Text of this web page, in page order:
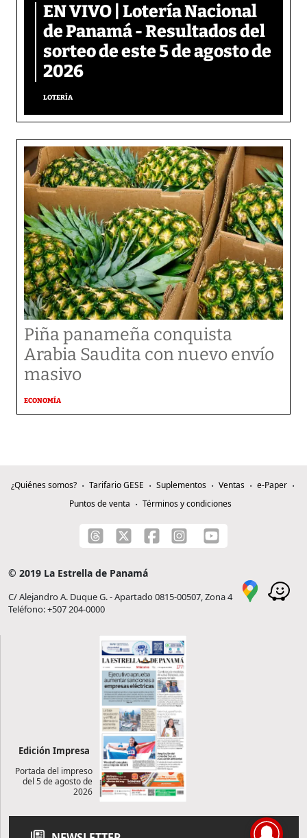
EN VIVO | Lotería Nacional
de Panamá - Resultados del
sorteo de este 5 de agosto de
2026
LOTERÍA
Piña panameña conquista
Arabia Saudita con nuevo envío
masivo
ECONOMÍA
¿Quiénes somos? Tarifario GESE Suplementos Ventas
e-Paper
Puntos de venta
Términos y condiciones
© 2019 La Estrella de Panamá
C/ Alejandro A. Duque G. - Apartado 0815-00507, Zona 4
Teléfono: +507 204-0000
Edición Impresa
Portada del impreso
del 5 de agosto de
2026